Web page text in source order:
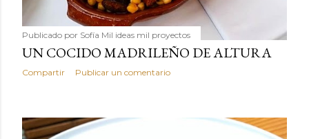
Publicado por Sofía Mil ideas mil proyectos
UN COCIDO MADRILEÑO DE ALTURA
Compartir Publicar un comentario